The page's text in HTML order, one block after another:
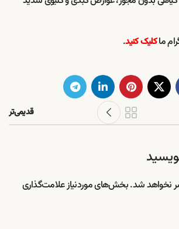
ماکلیک کنید.
قدیمی‌تر
نخواهد شد.بخش‌های موردنیاز علامت‌گذاری